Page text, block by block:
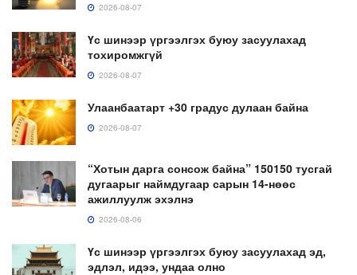
2026-08-07
Үс шинээр үргээлгэх буюу засуулахад
тохиромжгүй
2026-08-07
Улаанбаатарт +30 градус дулаан байна
2026-08-07
“Хотын дарга сонсож байна” 150150 тусгай
дугаарыг наймдугаар сарын 14-нөөс
ажиллуулж эхэлнэ
2026-08-06
Үс шинээр үргээлгэх буюу засуулахад эд,
эдлэл, идээ, ундаа олно